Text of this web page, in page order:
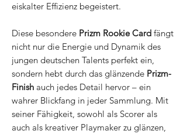
eiskalter Effizienz begeistert.
Diese besondere Prizm Rookie Card fängt
nicht nur die Energie und Dynamik des
jungen deutschen Talents perfekt ein,
sondern hebt durch das glänzende Prizm-
Finish auch jedes Detail hervor – ein
wahrer Blickfang in jeder Sammlung. Mit
seiner Fähigkeit, sowohl als Scorer als
auch als kreativer Playmaker zu glänzen,